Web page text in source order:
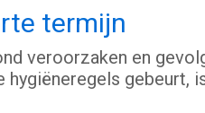
termijn
veroorzaken en
gebeurt,